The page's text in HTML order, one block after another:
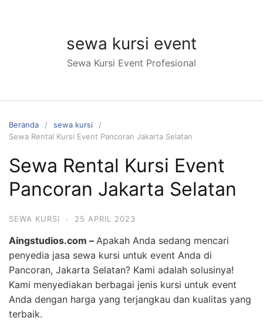
sewa kursi event
Sewa Kursi Event Profesional
Beranda
sewa kursi
Sewa Rental Kursi Event Pancoran Jakarta Selatan
Sewa Rental Kursi Event
Pancoran Jakarta Selatan
SEWA KURSI · 25 APRIL 2023
Aingstudios.com – Apakah Anda sedang mencari
penyedia jasa sewa kursi untuk event Anda di
Pancoran, Jakarta Selatan? Kami adalah solusinya!
Kami menyediakan berbagai jenis kursi untuk event
Anda dengan harga yang terjangkau dan kualitas yang
terbaik.